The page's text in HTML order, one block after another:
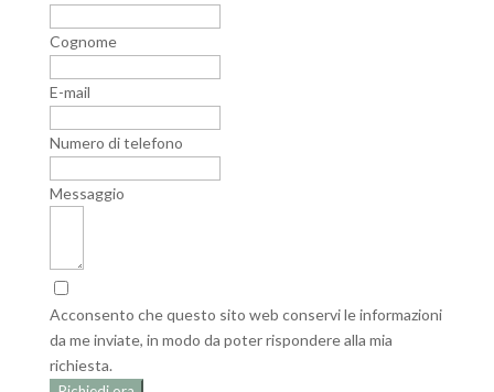
Cognome
E-mail
Numero di telefono
Messaggio
Acconsento che questo sito web conservi le informazioni
da me inviate, in modo da poter rispondere alla mia
richiesta.